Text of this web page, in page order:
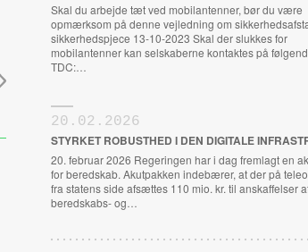
Skal du arbejde tæt ved mobilantenner, bør du være
opmærksom på denne vejledning om
sikkerhedspjece 13-10-2023 Skal der slukkes for
mobilantenner kan selskaberne kontaktes på
TDC:…
20.02.2026
STYRKET ROBUSTHED I DEN DIGITALE
20. februar 2026 Regeringen har i dag fremlagt en
for beredskab. Akutpakken indebærer, at der på
fra statens side afsættes 110 mio. kr. til anskaffelser
beredskabs- og…